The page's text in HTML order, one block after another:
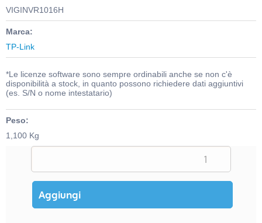
VIGINVR1016H
Marca:
TP-Link
*Le licenze software sono sempre ordinabili anche se non c'è
disponibilità a stock, in quanto possono richiedere dati aggiuntivi
(es. S/N o nome intestatario)
Peso:
1,100 Kg